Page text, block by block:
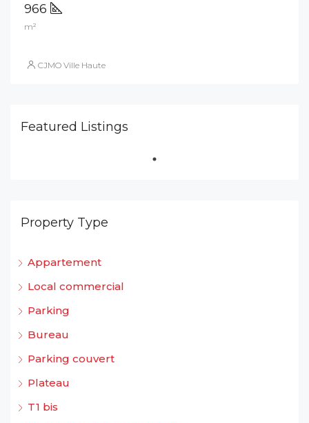
966
m²
CJMO Ville Haute
Featured Listings
Property Type
Appartement
Local commercial
Parking
Bureau
Parking couvert
Plateau
T1 bis